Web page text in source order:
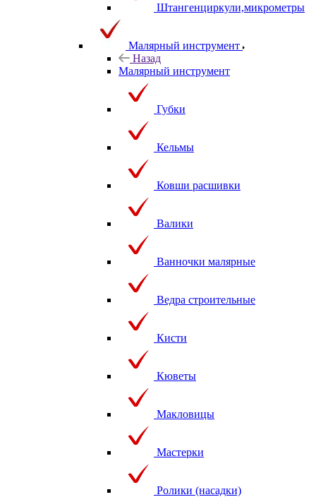
Штангенциркули,микрометры
Малярный инструмент
Назад
Малярный инструмент
Губки
Кельмы
Ковши расшивки
Валики
Ванночки малярные
Ведра строительные
Кисти
Кюветы
Макловицы
Мастерки
Ролики (насадки)